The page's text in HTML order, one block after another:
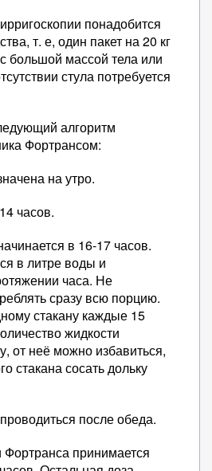
понадобится
т. е, один пакет на 20 кг
большой массой тела или
стула потребуется
алгоритм
Фортрансом:
на утро.
часов.
в 16-17 часов.
в литре воды и
часа. Не
сразу всю порцию.
стакану каждые 15
жидкости
от неё можно избавиться,
стакана сосать дольку
после обеда.
принимается